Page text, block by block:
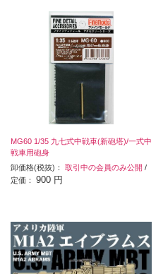
MG60 1/35 九七式中戦車(新砲塔)/一式中
戦車用砲身
卸価格(税抜)： 取引中の会員のみ公開 /
定価： 900 円